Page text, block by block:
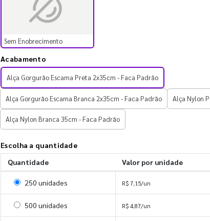
Sem Enobrecimento
Acabamento
Alça Gorgurão Escama Preta 2x35cm - Faca Padrão
Alça Gorgurão Escama Branca 2x35cm - Faca Padrão Alça Nylon
Alça Nylon Branca 35cm - Faca Padrão
Escolha a quantidade
Quantidade
Valor por unidade
Selecionar 250 unidades
250 unidades R$ 7,15/un
Selecionar 500 unidades
500 unidades R$ 4,87/un